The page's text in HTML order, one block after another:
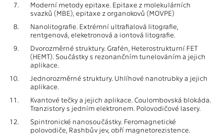
7.
Moderní metody epitaxe. Epitaxe z molekulárních
svazků (MBE), epitaxe z organokovů (MOVPE)
8.
Nanolitografie. Extrémní ultrafialová litografie,
rentgenová, eleketronová a iontová litografie.
9.
Dvorozměrné struktury. Grafén, Heterostrukturní FET
(HEMT). Součástky s rezonančním tunelováním a jejich
aplikace.
10.
Jednorozměrné struktury. Uhlíhové nanotrubky a jejich
aplikace.
11.
Kvantové tečky a jejich aplikace. Coulombovská blokáda.
Tranzistory s jedním elektronem. Polovodičové lasery.
12.
Spintronické nanosoučástky. Feromagnetické
polovodiče, Rashbův jev, obří magnetorezistence.